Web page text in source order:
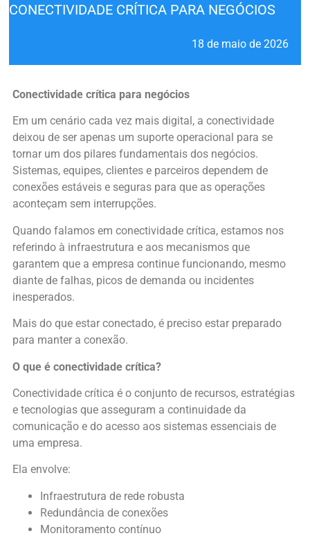
CONECTIVIDADE CRÍTICA PARA NEGÓCIOS
18 de maio de 2026
Conectividade crítica para negócios
Em um cenário cada vez mais digital, a conectividade
deixou de ser apenas um suporte operacional para se
tornar um dos pilares fundamentais dos negócios.
Sistemas, equipes, clientes e parceiros dependem de
conexões estáveis e seguras para que as operações
aconteçam sem interrupções.
Quando falamos em conectividade crítica, estamos nos
referindo à infraestrutura e aos mecanismos que
garantem que a empresa continue funcionando, mesmo
diante de falhas, picos de demanda ou incidentes
inesperados.
Mais do que estar conectado, é preciso estar preparado
para manter a conexão.
O que é conectividade crítica?
Conectividade crítica é o conjunto de recursos, estratégias
e tecnologias que asseguram a continuidade da
comunicação e do acesso aos sistemas essenciais de
uma empresa.
Ela envolve:
Infraestrutura de rede robusta
Redundância de conexões
Monitoramento contínuo